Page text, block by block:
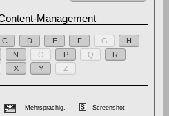
Management
C D E F G
H
N O P Q
R
X Y Z
Mehrsprachig, Screenshot